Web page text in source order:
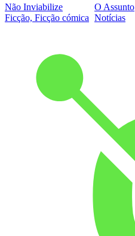
Não Inviabilize
Ficção, Ficção cómica
O Assunto
Notícias